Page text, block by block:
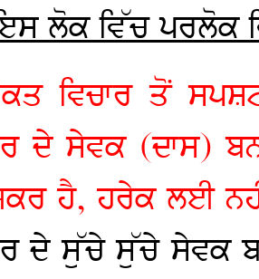
ਲੋਕ ਵਿੱਚ ਪਰਲੋਕ
ਵਿਚਾਰ ਤੋਂ
ਦੇ ਸੇਵਕ (ਦਾਸ)
ਹੈ, ਹਰੇਕ ਲਈ
ਦੇ ਸੁੱਚੇ ਸੁੱਚੇ ਸੇਵਕ